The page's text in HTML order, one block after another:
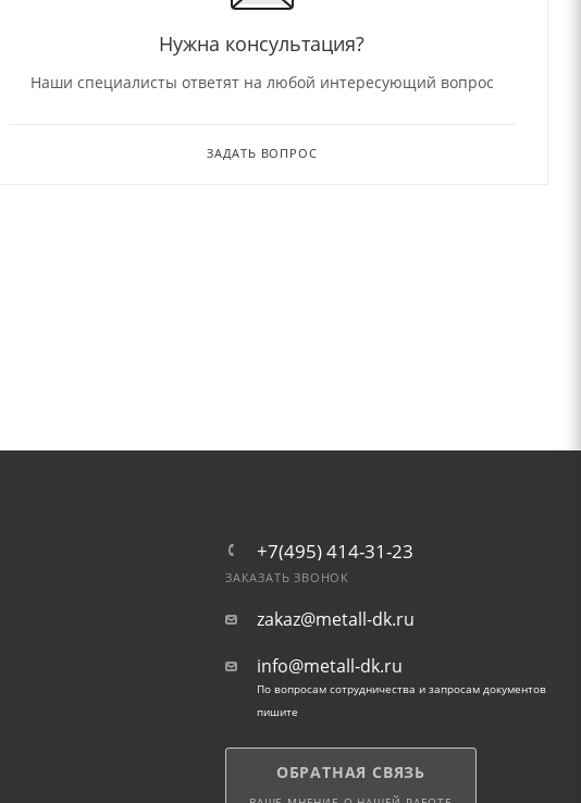
Нужна консультация?
Наши специалисты ответят на любой интересующий вопрос
ЗАДАТЬ ВОПРОС
+7(495) 414-31-23
ЗАКАЗАТЬ ЗВОНОК
zakaz@metall-dk.ru
info@metall-dk.ru
По вопросам сотрудничества и запросам документов
пишите
ОБРАТНАЯ СВЯЗЬ